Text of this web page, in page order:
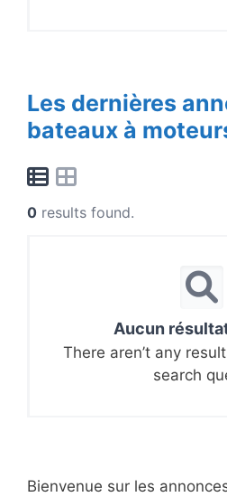
Les dernières
bateaux à
0 results found.
Aucun
There aren’t any
search
Bienvenue sur les